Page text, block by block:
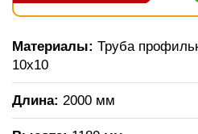
Материалы: Труба
10х10
Длина: 2000 мм